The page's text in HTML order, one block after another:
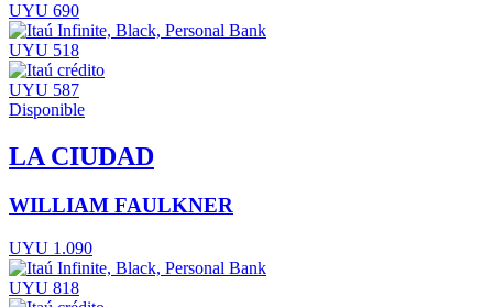
UYU 690
UYU 518
UYU 587
Disponible
LA CIUDAD
WILLIAM FAULKNER
UYU 1.090
UYU 818